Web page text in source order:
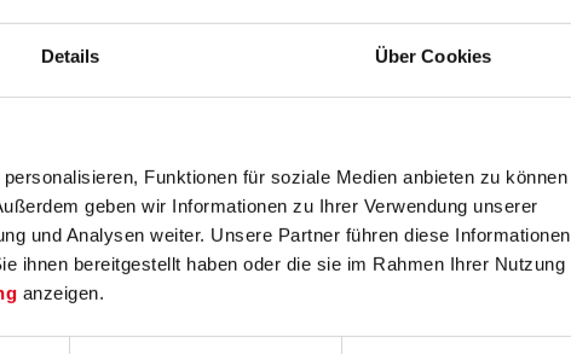
Details Über Cookies
Funktionen für soziale Medien anbieten zu können
geben wir Informationen zu Ihrer Verwendung unserer
und Analysen weiter. Unsere Partner führen diese Informationen
ihnen bereitgestellt haben oder die sie im Rahmen Ihrer Nutzung
anzeigen.